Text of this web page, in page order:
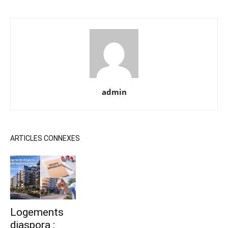
admin
ARTICLES CONNEXES
Logements
diaspora :